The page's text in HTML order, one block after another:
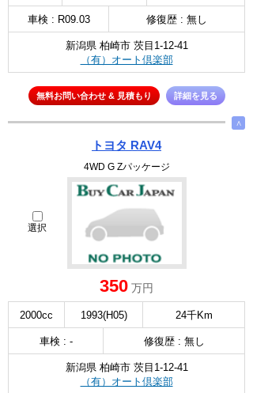
車検 : R09.03 修復歴 : 無し
新潟県 柏崎市 茨目1-12-41
（有）オート倶楽部
無料お問い合わせ & 見積もり 詳細を見る
∧
トヨタ RAV4
4WD G Zパッケージ
選択
350 万円
2000cc 1993(H05) 24千Km
車検 : - 修復歴 : 無し
新潟県 柏崎市 茨目1-12-41
（有）オート倶楽部